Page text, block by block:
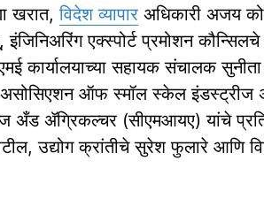
खरात,विदेश व्यापार अधिकारी अजय
एक्स्पोर्ट प्रमोशन
कार्यालयाच्या सहायक संचालक
असोसिएशन ऑफ स्मॉल स्केल इंडस्ट्रीज
अँड ॲग्रिकल्चर (सीएमआयए) यांचे
उद्योग क्रांतीचे सुरेश फुलारे आणि